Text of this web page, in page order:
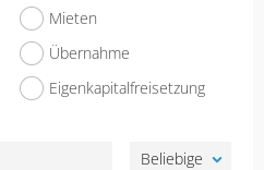
Mieten
Übernahme
Eigenkapitalfreisetzung